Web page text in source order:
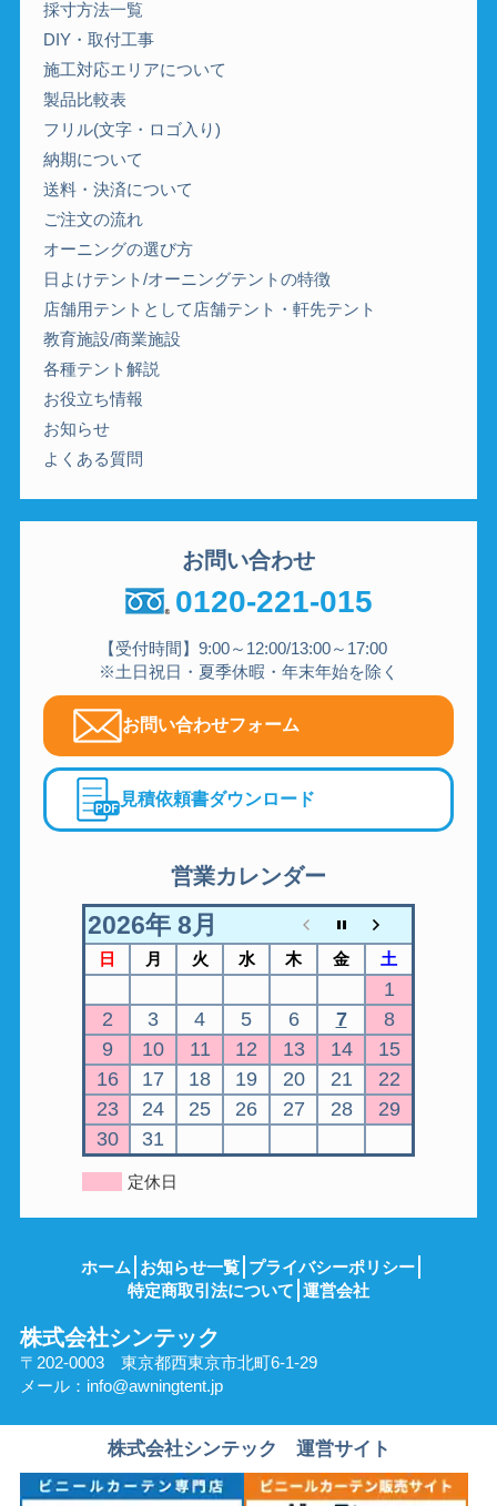
採寸方法一覧
DIY・取付工事
施工対応エリアについて
製品比較表
フリル(文字・ロゴ入り)
納期について
送料・決済について
ご注文の流れ
オーニングの選び方
日よけテント/オーニングテントの特徴
店舗用テントとして店舗テント・軒先テント
教育施設/商業施設
各種テント解説
お役立ち情報
お知らせ
よくある質問
お問い合わせ
0120-221-015
【受付時間】9:00～12:00/13:00～17:00
※土日祝日・夏季休暇・年末年始を除く
お問い合わせフォーム
見積依頼書ダウンロード
営業カレンダー
2026年 8月
日 月 火 水 木 金 土
1
2
3 4 5 6 7
8
9
10 11 12 13 14
15
16
17 18 19 20 21
22
23
24 25 26 27 28
29
30
31
定休日
ホーム お知らせ一覧 プライバシーポリシー
特定商取引法について 運営会社
株式会社シンテック
〒202-0003 東京都西東京市北町6-1-29
メール： info@awningtent.jp
株式会社シンテック 運営サイト